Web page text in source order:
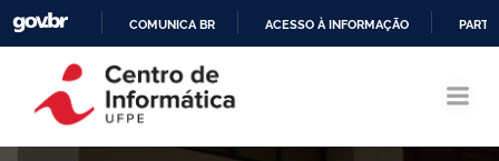
CONTEÚDO
COMUNICA BR ACESSO À INFORMAÇÃO